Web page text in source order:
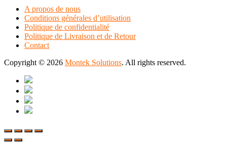
A propos de nous
Conditions générales d’utilisation
Politique de confidentialité
Politique de Livraison et de Retour
Contact
Copyright © 2026 Montek Solutions. All rights reserved.